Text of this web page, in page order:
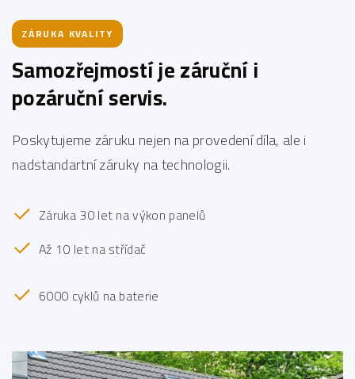
ZÁRUKA KVALITY
Samozřejmostí je záruční i
pozáruční servis.
Poskytujeme záruku nejen na provedení díla, ale i
nadstandartní záruky na technologii.
Záruka 30 let na výkon panelů
Až 10 let na střídač
6000 cyklů na baterie